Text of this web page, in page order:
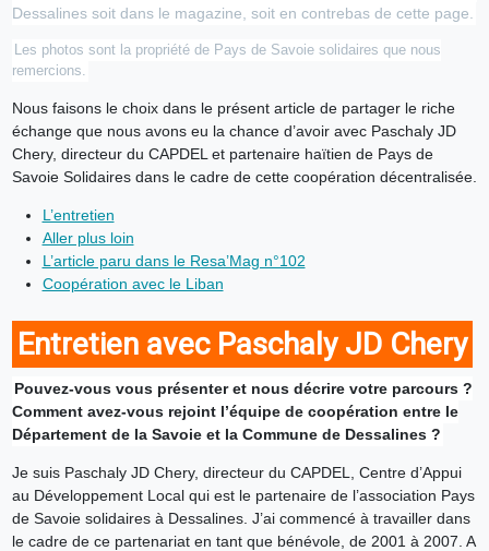
Dessalines soit dans le magazine, soit en contrebas de cette page.
Les photos sont la propriété de Pays de Savoie solidaires que nous
remercions.
Nous faisons le choix dans le présent article de partager le riche
échange que nous avons eu la chance d’avoir avec Paschaly JD
Chery, directeur du CAPDEL et partenaire haïtien de Pays de
Savoie Solidaires dans le cadre de cette coopération décentralisée.
L’entretien
Aller plus loin
L’article paru dans le Resa’Mag n°102
Coopération avec le Liban
Entretien avec Paschaly JD Chery
Pouvez-vous vous présenter et nous décrire votre parcours ?
Comment avez-vous rejoint l’équipe de coopération entre le
Département de la Savoie et la Commune de Dessalines ?
Je suis Paschaly JD Chery, directeur du CAPDEL, Centre d’Appui
au Développement Local qui est le partenaire de l’association Pays
de Savoie solidaires à Dessalines. J’ai commencé à travailler dans
le cadre de ce partenariat en tant que bénévole, de 2001 à 2007. A